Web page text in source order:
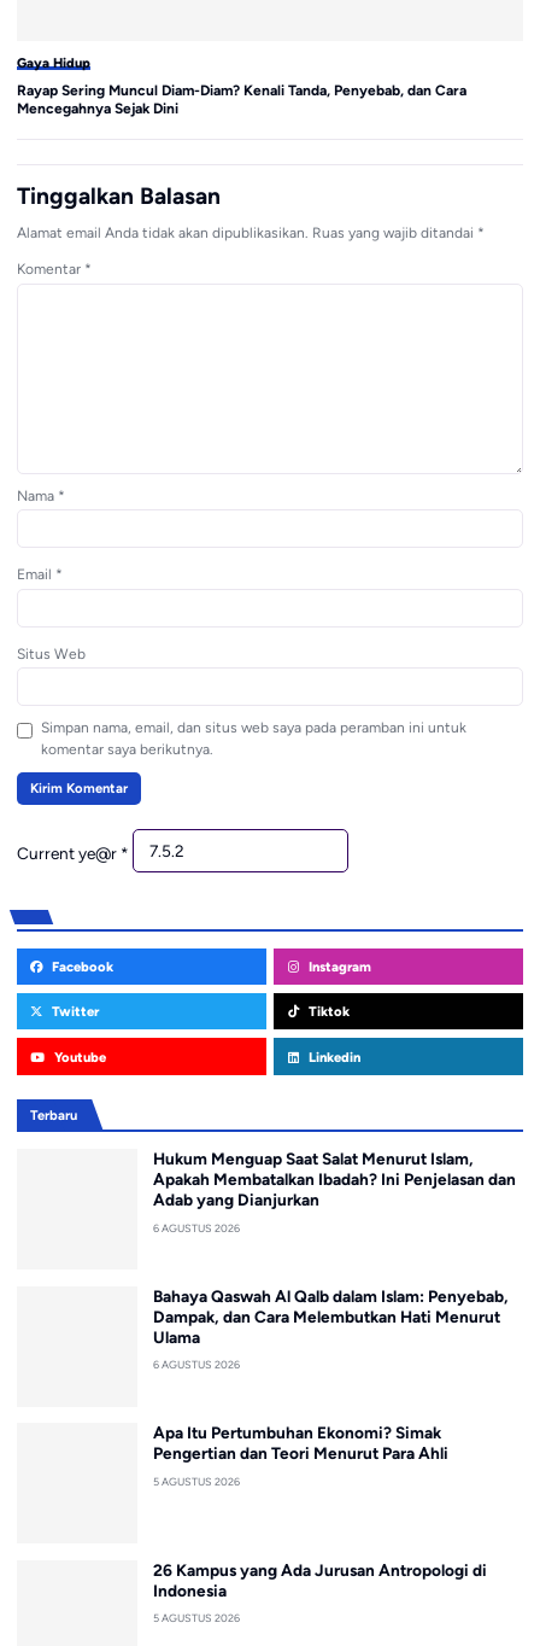
Gaya Hidup
Rayap Sering Muncul Diam-Diam? Kenali Tanda, Penyebab, dan Cara
Mencegahnya Sejak Dini
Tinggalkan Balasan
Alamat email Anda tidak akan dipublikasikan. Ruas yang wajib ditandai *
Komentar *
Nama *
Email *
Situs Web
Simpan nama, email, dan situs web saya pada peramban ini untuk
komentar saya berikutnya.
Current ye@r *
Facebook Instagram
Twitter Tiktok
Youtube Linkedin
Terbaru
Hukum Menguap Saat Salat Menurut Islam,
Apakah Membatalkan Ibadah? Ini Penjelasan dan
Adab yang Dianjurkan
6 AGUSTUS 2026
Bahaya Qaswah Al Qalb dalam Islam: Penyebab,
Dampak, dan Cara Melembutkan Hati Menurut
Ulama
6 AGUSTUS 2026
Apa Itu Pertumbuhan Ekonomi? Simak
Pengertian dan Teori Menurut Para Ahli
5 AGUSTUS 2026
26 Kampus yang Ada Jurusan Antropologi di
Indonesia
5 AGUSTUS 2026